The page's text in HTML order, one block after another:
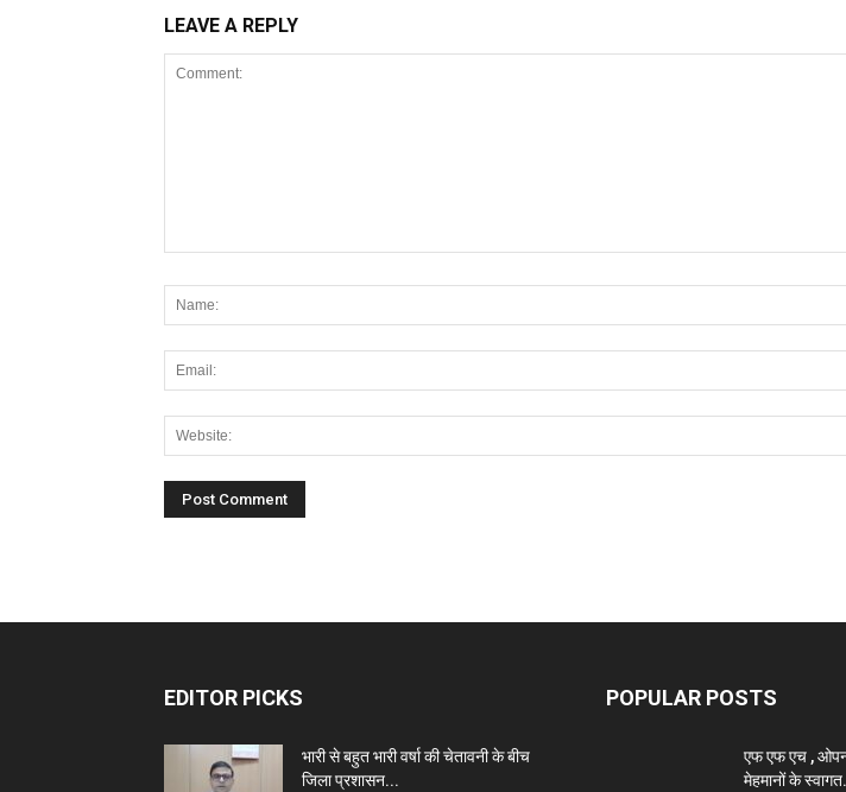
LEAVE A REPLY
EDITOR PICKS
भारी से बहुत भारी वर्षा की चेतावनी के बीच
जिला प्रशासन...
POPULAR POSTS
एफ एफ एच , ओपन
मेहमानों के